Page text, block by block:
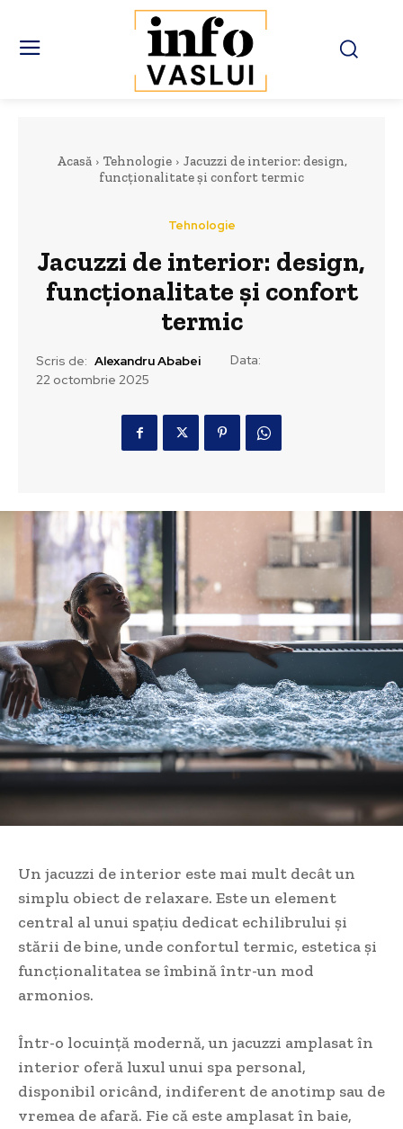
Acasă Tehnologie
Jacuzzi de interior: design,
funcționalitate și confort termic
Tehnologie
Jacuzzi de interior: design,
funcționalitate și confort
termic
Scris de: Alexandru Ababei
Data:
22 octombrie 2025
Un jacuzzi de interior este mai mult decât un
simplu obiect de relaxare. Este un element
central al unui spațiu dedicat echilibrului și
stării de bine, unde confortul termic, estetica și
funcționalitatea se îmbină într-un mod
armonios.
Într-o locuință modernă, un jacuzzi amplasat în
interior oferă luxul unui spa personal,
disponibil oricând, indiferent de anotimp sau de
vremea de afară. Fie că este amplasat în baie,